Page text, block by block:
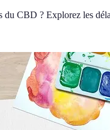
du CBD ? Explorez les